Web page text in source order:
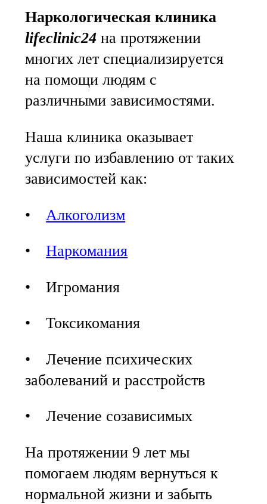
Наркологическая клиника
lifeclinic24 на протяжении
многих лет специализируется
на помощи людям с
различными зависимостями.
Наша клиника оказывает
услуги по избавлению от таких
зависимостей как:
• Алкоголизм
•Наркомания
• Игромания
• Токсикомания
• Лечение психических
заболеваний и расстройств
• Лечение созависимых
На протяжении 9 лет мы
помогаем людям вернуться к
нормальной жизни и забыть